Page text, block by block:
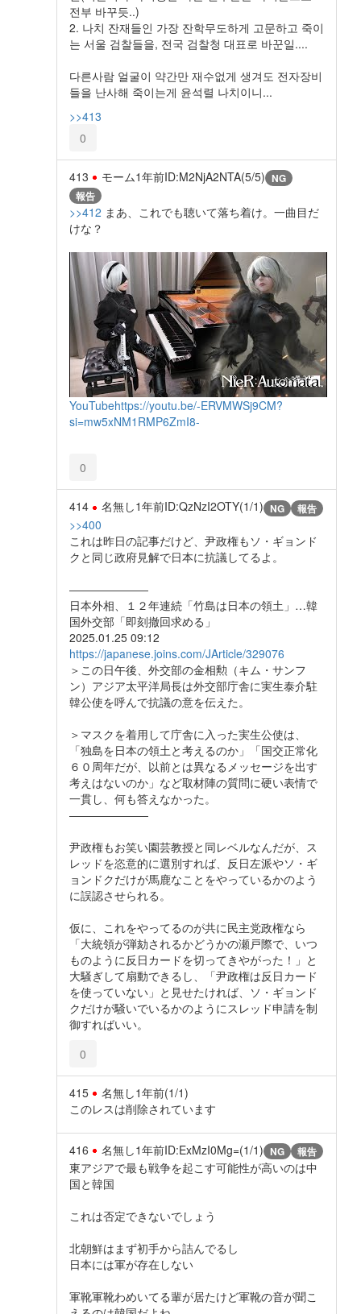
전부 바꾸듯..)
2. 나치 잔재들인 가장 잔학무도하게 고문하고 죽이
는 서울 검찰들을, 전국 검찰청 대표로 바꾼일....
다른사람 얼굴이 약간만 재수없게 생겨도 전자장비
들을 난사해 죽이는게 윤석렬 나치이니...
>>413
0
413 モーム1年前ID:M2NjA2NTA(5/5) NG
報告
>>412 まあ、これでも聴いて落ち着け。一曲目だ
けな？
YouTubehttps://youtu.be/-ERVMWSj9CM?
si=mw5xNM1RMP6ZmI8-
0
414 名無し1年前ID:QzNzI2OTY(1/1) NG 報告
>>400
これは昨日の記事だけど、尹政権もソ・ギョンド
クと同じ政府見解で日本に抗議してるよ。
―――――――
日本外相、１２年連続「竹島は日本の領土」…韓
国外交部「即刻撤回求める」
2025.01.25 09:12
https://japanese.joins.com/JArticle/329076
＞この日午後、外交部の金相勲（キム・サンフ
ン）アジア太平洋局長は外交部庁舎に実生泰介駐
韓公使を呼んで抗議の意を伝えた。
＞マスクを着用して庁舎に入った実生公使は、
「独島を日本の領土と考えるのか」「国交正常化
６０周年だが、以前とは異なるメッセージを出す
考えはないのか」など取材陣の質問に硬い表情で
一貫し、何も答えなかった。
―――――――
尹政権もお笑い園芸教授と同レベルなんだが、ス
レッドを恣意的に選別すれば、反日左派やソ・ギ
ョンドクだけが馬鹿なことをやっているかのよう
に誤認させられる。
仮に、これをやってるのが共に民主党政権なら
「大統領が弾劾されるかどうかの瀬戸際で、いつ
ものように反日カードを切ってきやがった！」と
大騒ぎして扇動できるし、「尹政権は反日カード
を使っていない」と見せたければ、ソ・ギョンド
クだけが騒いでいるかのようにスレッド申請を制
御すればいい。
0
415 名無し1年前(1/1)
このレスは削除されています
416 名無し1年前ID:ExMzI0Mg=(1/1) NG 報告
東アジアで最も戦争を起こす可能性が高いのは中
国と韓国
これは否定できないでしょう
北朝鮮はまず初手から詰んでるし
日本には軍が存在しない
軍靴軍靴わめいてる輩が居たけど軍靴の音が聞こ